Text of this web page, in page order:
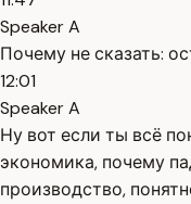
Speaker A
Почему не сказать:
12:01
Speaker A
Ну вот если ты всё
экономика, почему
производство,